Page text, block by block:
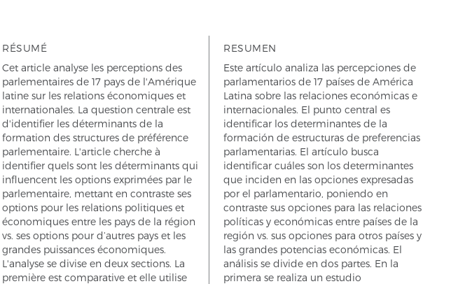
RÉSUMÉ
Cet article analyse les perceptions des
parlementaires de 17 pays de l'Amérique
latine sur les relations économiques et
internationales. La question centrale est
d'identifier les déterminants de la
formation des structures de préférence
parlementaire. L'article cherche à
identifier quels sont les déterminants qui
influencent les options exprimées par le
parlementaire, mettant en contraste ses
options pour les relations politiques et
économiques entre les pays de la région
vs. ses options pour d’autres pays et les
grandes puissances économiques.
L'analyse se divise en deux sections. La
première est comparative et elle utilise
RESUMEN
Este artículo analiza las percepciones de
parlamentarios de 17 países de América
Latina sobre las relaciones económicas e
internacionales. El punto central es
identificar los determinantes de la
formación de estructuras de preferencias
parlamentarias. El artículo busca
identificar cuáles son los determinantes
que inciden en las opciones expresadas
por el parlamentario, poniendo en
contraste sus opciones para las relaciones
políticas y económicas entre países de la
región vs. sus opciones para otros países y
las grandes potencias económicas. El
análisis se divide en dos partes. En la
primera se realiza un estudio